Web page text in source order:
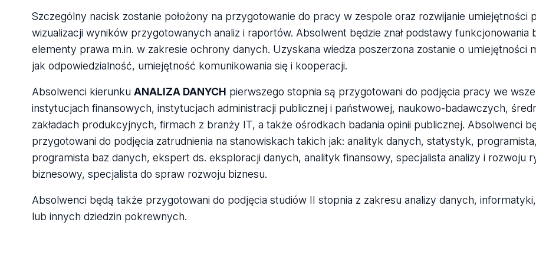
Szczególny nacisk zostanie położony na przygotowanie do pracy w zespole oraz rozwijanie umiejętności
wizualizacji wyników przygotowanych analiz i raportów. Absolwent będzie znał podstawy funkcjonowania
elementy prawa m.in. w zakresie ochrony danych. Uzyskana wiedza poszerzona zostanie o umiejętności
jak odpowiedzialność, umiejętność komunikowania się i kooperacji.
Absolwenci kierunku ANALIZA DANYCH pierwszego stopnia są przygotowani do podjęcia pracy we
instytucjach finansowych, instytucjach administracji publicznej i państwowej, naukowo-badawczych,
zakładach produkcyjnych, firmach z branży IT, a także ośrodkach badania opinii publicznej. Absolwenci
przygotowani do podjęcia zatrudnienia na stanowiskach takich jak: analityk danych, statystyk,
programista baz danych, ekspert ds. eksploracji danych, analityk finansowy, specjalista analizy i rozwoju
biznesowy, specjalista do spraw rozwoju biznesu.
Absolwenci będą także przygotowani do podjęcia studiów II stopnia z zakresu analizy danych,
lub innych dziedzin pokrewnych.